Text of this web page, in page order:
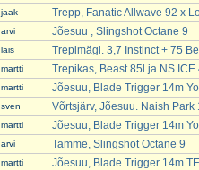
jaak Trepp, Fanatic Allwave 92 x
arvi Jõesuu , Slingshot Octane 9
lais Trepimägi. 3,7 Instinct + 75
martti Trepikas, Beast 85l ja NS ICE
martti Jõesuu, Blade Trigger 14m
sven Võrtsjärv, Jõesuu. Naish Park
martti Jõesuu, Blade Trigger 14m
arvi Tamme, Slingshot Octane 9
martti Jõesuu, Blade Trigger 14m